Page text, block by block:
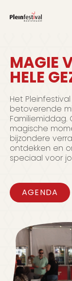
MAGIE
HELE
Het
betoverende
magische
bijzondere
ontdekken en
speciaal voor
AGENDA